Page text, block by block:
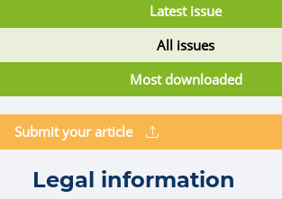
Latest issue
All issues
Most downloaded
Submit your article
Legal information